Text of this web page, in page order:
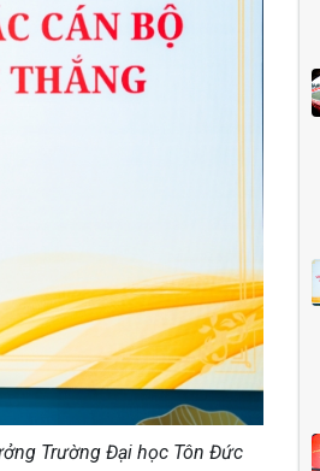
Trường Đại học Tôn Đức